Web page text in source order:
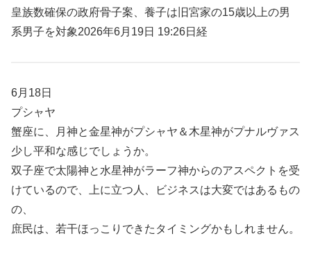
皇族数確保の政府骨子案、養子は旧宮家の15歳以上の男
系男子を対象2026年6月19日 19:26日経
6月18日
プシャヤ
蟹座に、月神と金星神がプシャヤ＆木星神がプナルヴァス
少し平和な感じでしょうか。
双子座で太陽神と水星神がラーフ神からのアスペクトを受
けているので、上に立つ人、ビジネスは大変ではあるもの
の、
庶民は、若干ほっこりできたタイミングかもしれません。